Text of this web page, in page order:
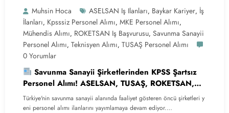
Muhsin Hoca ASELSAN Iş Ilanları, Baykar Kariyer, İş
İlanları, Kpsssiz Personel Alımı, MKE Personel Alımı,
Mühendis Alımı, ROKETSAN Iş Başvurusu, Savunma Sanayii
Personel Alımı, Teknisyen Alımı, TUSAŞ Personel Alımı
0 Yorumlar
Savunma Sanayii Şirketlerinden KPSS Şartsız
Personel Alımı! ASELSAN, TUSAŞ, ROKETSAN,
MKE ve Baykar Yeni İlanlarını Yayımladı
Türkiye'nin savunma sanayii alanında faaliyet gösteren öncü şirketleri y
eni personel alımı ilanlarını yayımlamaya devam ediyor.…